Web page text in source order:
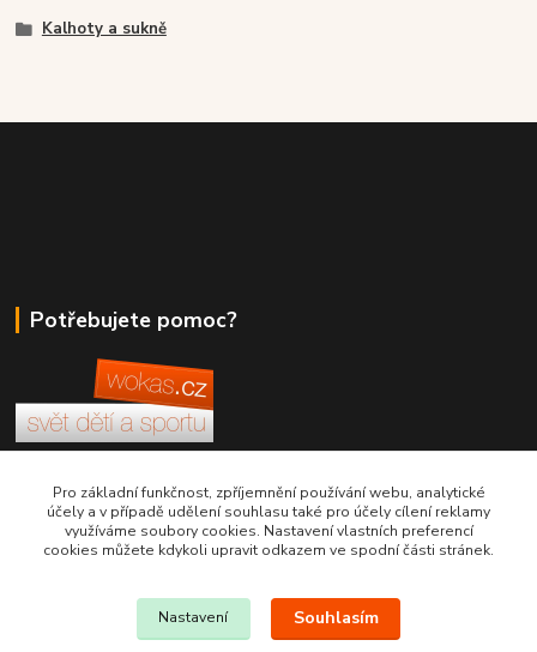
Kalhoty a sukně
Potřebujete pomoc?
+420 380 830 198
wokas.online@yahoo.cz
Pro základní funkčnost, zpříjemnění používání webu, analytické
účely a v případě udělení souhlasu také pro účely cílení reklamy
využíváme soubory cookies. Nastavení vlastních preferencí
cookies můžete kdykoli upravit odkazem ve spodní části stránek.
Nastavení Souhlasím